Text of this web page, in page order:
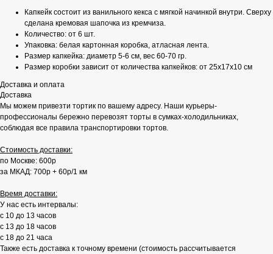
Капкейк состоит из ванильного кекса с мягкой начинкой внутри. Сверху
сделана кремовая шапочка из кремчиза.
Количество: от 6 шт.
Упаковка: белая картонная коробка, атласная лента.
Размер капкейка: диаметр 5-6 см, вес 60-70 гр.
Размер коробки зависит от количества капкейков: от 25х17х10 см
Доставка и оплата
Доставка
Мы можем привезти тортик по вашему адресу. Наши курьеры-
профессионалы бережно перевозят торты в сумках-холодильниках,
соблюдая все правила транспортировки тортов.
Стоимость доставки:
по Москве: 600р
за МКАД: 700р + 60р/1 км
Время доставки:
У нас есть интервалы:
с 10 до 13 часов
с 13 до 18 часов
с 18 до 21 часа
Также есть доставка к точному времени (стоимость рассчитывается